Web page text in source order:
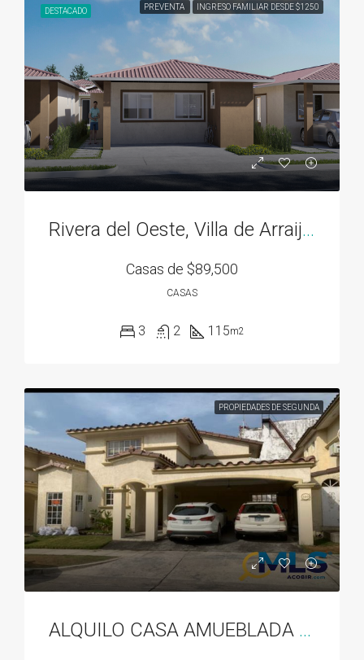
DESTACADO PREVENTA INGRESO FAMILIAR DESDE $1250
Rivera del Oeste, Villa de Arraiján
Casas de $89,500
CASAS
3 2 115m2
PROPIEDADES DE SEGUNDA
ALQUILO CASA AMUEBLADA EN DORADO SPRING